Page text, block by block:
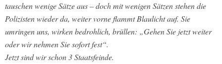
tauschen wenige Sätze aus – doch mit wenigen Sätzen stehen die
Polizisten wieder da, weiter vorne flammt Blaulicht auf. Sie
umringen uns, wirken bedrohlich, brüllen: „Gehen Sie jetzt weiter
oder wir nehmen Sie sofort fest“.
Jetzt sind wir schon 3 Staatsfeinde.